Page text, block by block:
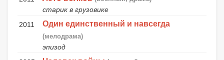
старик в грузовике
2011
Один единственный и навсегда
(мелодрама)
эпизод